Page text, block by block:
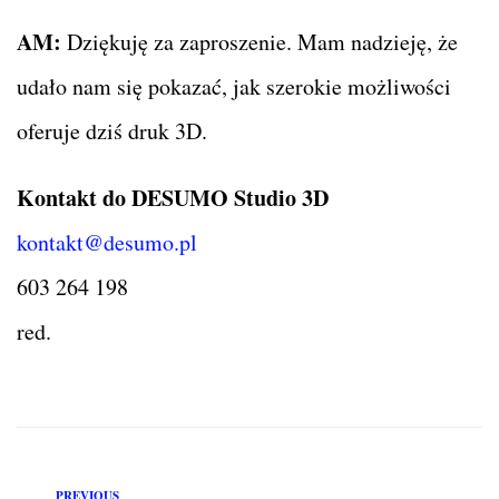
AM: Dziękuję za zaproszenie. Mam nadzieję, że
udało nam się pokazać, jak szerokie możliwości
oferuje dziś druk 3D.
Kontakt do DESUMO Studio 3D
kontakt@desumo.pl
603 264 198
red.